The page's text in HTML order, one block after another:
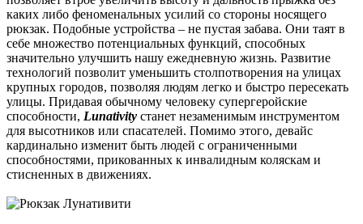
каких либо феноменальных усилий со стороны носящего
рюкзак. Подобные устройства – не пустая забава. Они таят в
себе множество потенциальных функций, способных
значительно улучшить нашу ежедневную жизнь. Развитие
технологий позволит уменьшить столпотворения на улицах
крупных городов, позволяя людям легко и быстро пересекать
улицы. Придавая обычному человеку супергеройские
способности, Lunativity станет незаменимым инструментом
для высотников или спасателей. Помимо этого, девайс
кардинально изменит быть людей с ограниченными
способностями, прикованных к инвалидным коляскам и
стисненных в движениях.